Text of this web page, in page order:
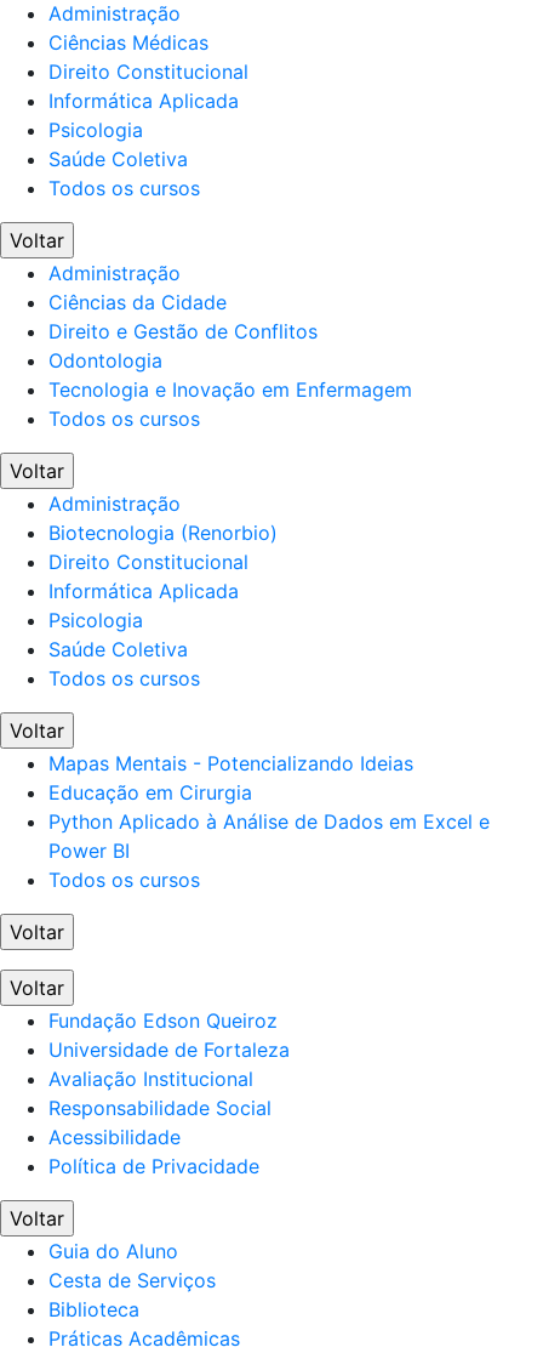
Administração
Ciências Médicas
Direito Constitucional
Informática Aplicada
Psicologia
Saúde Coletiva
Todos os cursos
Voltar
Administração
Ciências da Cidade
Direito e Gestão de Conflitos
Odontologia
Tecnologia e Inovação em Enfermagem
Todos os cursos
Voltar
Administração
Biotecnologia (Renorbio)
Direito Constitucional
Informática Aplicada
Psicologia
Saúde Coletiva
Todos os cursos
Voltar
Mapas Mentais - Potencializando Ideias
Educação em Cirurgia
Python Aplicado à Análise de Dados em Excel e
Power BI
Todos os cursos
Voltar
Voltar
Fundação Edson Queiroz
Universidade de Fortaleza
Avaliação Institucional
Responsabilidade Social
Acessibilidade
Política de Privacidade
Voltar
Guia do Aluno
Cesta de Serviços
Biblioteca
Práticas Acadêmicas